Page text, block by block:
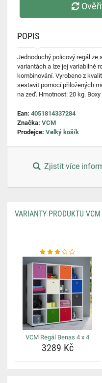
POPIS
Jednoduchý policový regál ze
variantách a lze jej variabilně
kombinování. Vyrobeno z
sestavit pomocí přiložených
na zeď. Hmotnost: 20 kg.
Ean: 4051814337284
Značka: VCM
Prodejce: Velký košík
Zjistit více
VARIANTY PRODUKTU
VCM Regál Benas 4 x 4
3289 Kč